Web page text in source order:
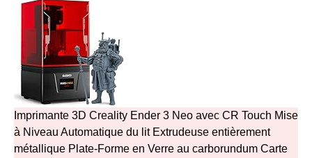
Imprimante 3D Creality Ender 3 Neo avec CR Touch Mise
à Niveau Automatique du lit Extrudeuse entièrement
métallique Plate-Forme en Verre au carborundum Carte